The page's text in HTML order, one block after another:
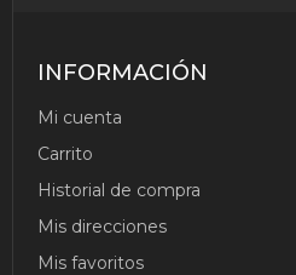
INFORMACIÓN
Mi cuenta
Carrito
Historial de compra
Mis direcciones
Mis favoritos